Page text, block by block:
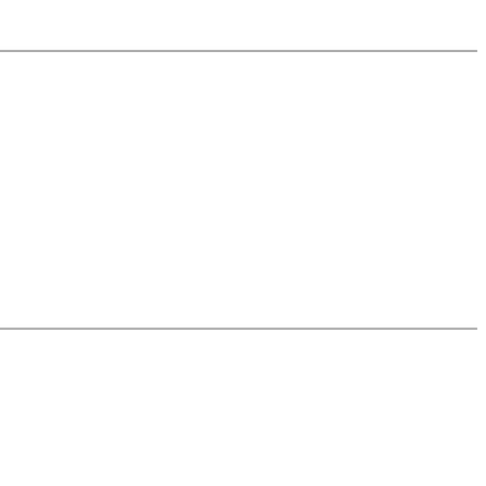
(also on mistakes) and further explanations.
(initial position - final position).